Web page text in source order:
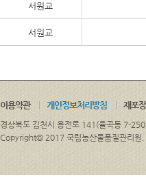
서원교
서원교
이용약관 개인정보처리방침 재포
경상북도 김천시 용전로 141(율곡동 7-
Copyright© 2017 국립농산물품질관리원